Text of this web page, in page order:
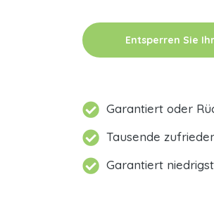
Entsperren Sie
Garantiert oder
Tausende
Garantiert